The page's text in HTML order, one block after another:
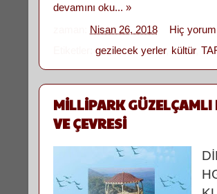
devamını oku... »
Nisan 26, 2018
Hiç
gezilecek yerler, kültür,
MİLLİPARK
VE ÇEVRESİ